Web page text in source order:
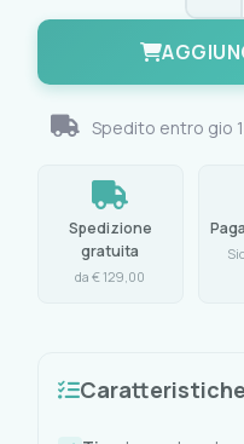
Spedito entro gio
Spedizione
gratuita
da € 129,00